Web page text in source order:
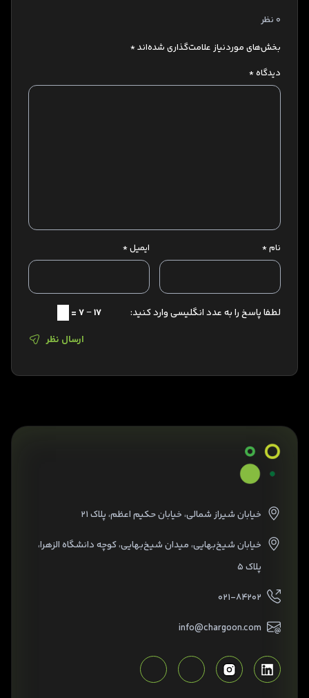
0 نظر
بخش‌های موردنیاز علامت‌گذاری شده‌اند*
دیدگاه*
نام* ایمیل*
لطفا پاسخ را به عدد انگلیسی وارد کنید:
17 − 7 =
ارسال نظر
خیابان شیراز شمالی، خیابان حکیم اعظم، پلاک ۲۱
خیابان شیخ‌بهایی، میدان شیخ‌بهایی، کوچه دانشگاه الزهرا،
پلاک ۵
۰۲۱-۸۴۲۰۲
info@chargoon.com